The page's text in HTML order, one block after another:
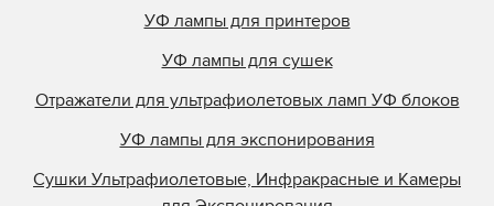
УФ лампы для принтеров
УФ лампы для сушек
Отражатели для ультрафиолетовых ламп УФ блоков
УФ лампы для экспонирования
Сушки Ультрафиолетовые, Инфракрасные и Камеры